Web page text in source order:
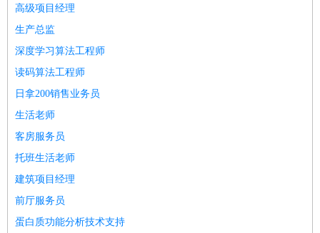
高级项目经理
生产总监
深度学习算法工程师
读码算法工程师
日拿200销售业务员
生活老师
客房服务员
托班生活老师
建筑项目经理
前厅服务员
蛋白质功能分析技术支持